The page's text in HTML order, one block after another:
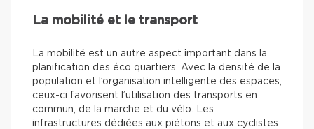
La mobilité et le transport
La mobilité est un autre aspect important dans la
planification des éco quartiers. Avec la densité de la
population et l’organisation intelligente des espaces,
ceux-ci favorisent l’utilisation des transports en
commun, de la marche et du vélo. Les
infrastructures dédiées aux piétons et aux cyclistes